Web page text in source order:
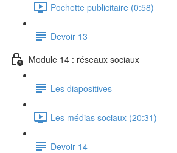
Pochette publicitaire (0:58)
Devoir 13
Module 14 : réseaux sociaux
Les diapositives
Les médias sociaux (20:31)
Devoir 14